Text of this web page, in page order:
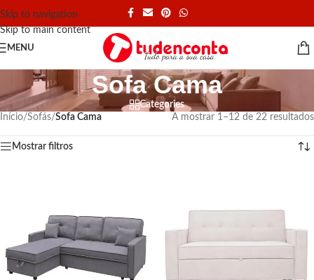
Skip to navigation
Skip to main content
MENU
Sofa Cama
Categories
Início/Sofás/Sofa Cama A mostrar 1–12 de 22 resultados
Mostrar filtros